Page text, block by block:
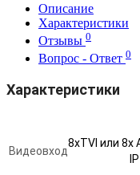
Описание
Характеристики
Отзывы 0
Вопрос - Ответ 0
Характеристики
Видеовход
8xTVI или 8х